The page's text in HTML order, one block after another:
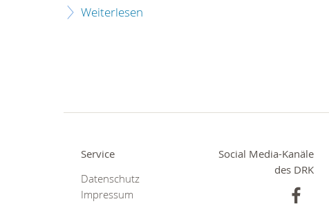
Weiterlesen
Service
Datenschutz
Impressum
Social Media-Kanäle
des DRK